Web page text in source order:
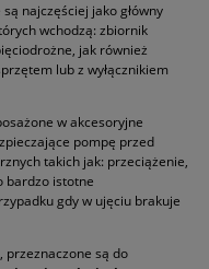
najczęściej jako główny
wchodzą: zbiornik
jak również
lub z wyłącznikiem
w akcesoryjne
pompę przed
takich jak: przeciążenie,
bardzo istotne
gdy w ujęciu brakuje
przeznaczone są do